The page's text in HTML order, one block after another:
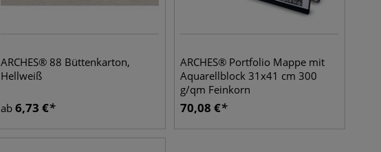
ARCHES® 88 Büttenkarton,
Hellweiß
ab 6,73 €
ARCHES® Portfolio Mappe mit
Aquarellblock 31x41 cm 300
g/qm Feinkorn
70,08 €